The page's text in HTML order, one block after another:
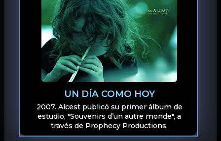
UN DÍA COMO HOY
2007. Alcest publicó su primer álbum de
estudio, "Souvenirs d’un autre monde", a
través de Prophecy Productions.